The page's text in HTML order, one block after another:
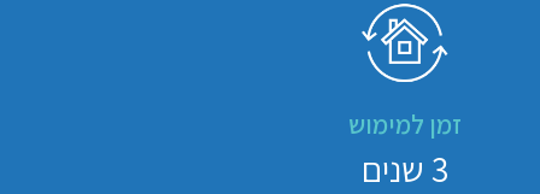
זמן למימוש
3 שנים